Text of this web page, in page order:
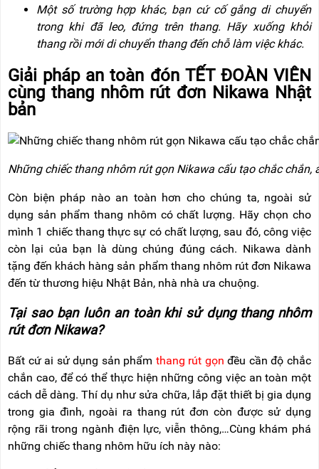
Một số trường hợp khác, bạn cứ cố gắng di chuyển
trong khi đã leo, đứng trên thang. Hãy xuống khỏi
thang rồi mới di chuyển thang đến chỗ làm việc khác.
Giải pháp an toàn đón TẾT ĐOÀN VIÊN
cùng thang nhôm rút đơn Nikawa Nhật
bản
Những chiếc thang nhôm rút gọn Nikawa cấu tạo chắc chắn,
Còn biện pháp nào an toàn hơn cho chúng ta, ngoài sử
dụng sản phẩm thang nhôm có chất lượng. Hãy chọn cho
mình 1 chiếc thang thực sự có chất lượng, sau đó, công việc
còn lại của bạn là dùng chúng đúng cách. Nikawa dành
tặng đến khách hàng sản phẩm thang nhôm rút đơn Nikawa
đến từ thương hiệu Nhật Bản, nhà nhà ưa chuộng.
Tại sao bạn luôn an toàn khi sử dụng thang nhôm
rút đơn Nikawa?
Bất cứ ai sử dụng sản phẩm thang rút gọn đều cần độ chắc
chắn cao, để có thể thực hiện những công việc an toàn một
cách dễ dàng. Thí dụ như sửa chữa, lắp đặt thiết bị gia dụng
trong gia đình, ngoài ra thang rút đơn còn được sử dụng
rộng rãi trong ngành điện lực, viễn thông,…Cùng khám phá
những chiếc thang nhôm hữu ích này nào: